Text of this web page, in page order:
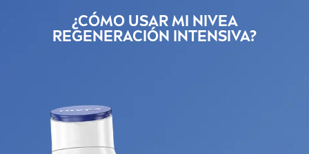
¿CÓMO USAR MI NIVEA
REGENERACIÓN INTENSIVA?